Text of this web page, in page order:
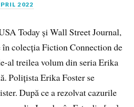
2022
Today și Wall Street Journal,
colecția Fiction Connection de
al treilea volum din seria Erika
Polițista Erika Foster se
După ce a rezolvat cazurile